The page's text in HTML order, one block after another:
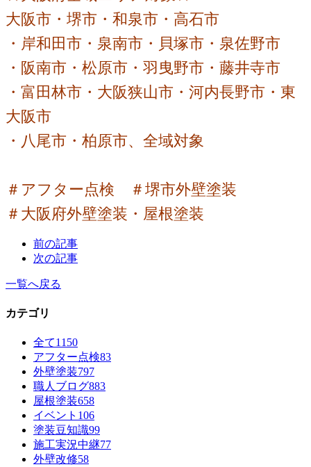
大阪市・堺市・和泉市・高石市
・岸和田市・泉南市・貝塚市・泉佐野市
・阪南市・松原市・羽曳野市・藤井寺市
・富田林市・大阪狭山市・河内長野市・東
大阪市
・八尾市・柏原市、全域対象
＃アフター点検 ＃堺市外壁塗装
＃大阪府外壁塗装・屋根塗装
前の記事
次の記事
一覧へ戻る
カテゴリ
全て1150
アフター点検83
外壁塗装797
職人ブログ883
屋根塗装658
イベント 106
塗装豆知識99
施工実況中継77
外壁改修58